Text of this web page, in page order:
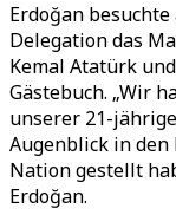
Erdoğan
Delegation das
Kemal Atatürk
Gästebuch. „Wir
unserer 21-
Augenblick in
Nation gestellt
Erdoğan.